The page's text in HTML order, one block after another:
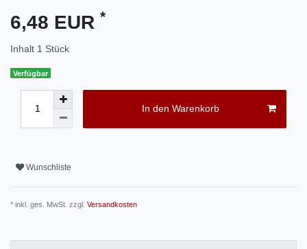
6,48 EUR *
Inhalt 1 Stück
Verfügbar
In den Warenkorb
Wunschliste
* inkl. ges. MwSt. zzgl. Versandkosten